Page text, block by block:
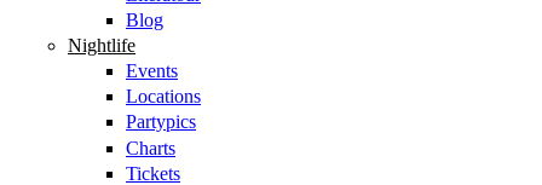
Blog
Nightlife
Events
Locations
Partypics
Charts
Tickets